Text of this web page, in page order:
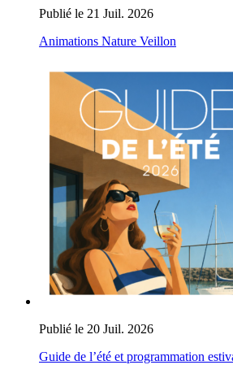
Publié le 21 Juil. 2026
Animations Nature Veillon
Publié le 20 Juil. 2026
Guide de l’été et programmation